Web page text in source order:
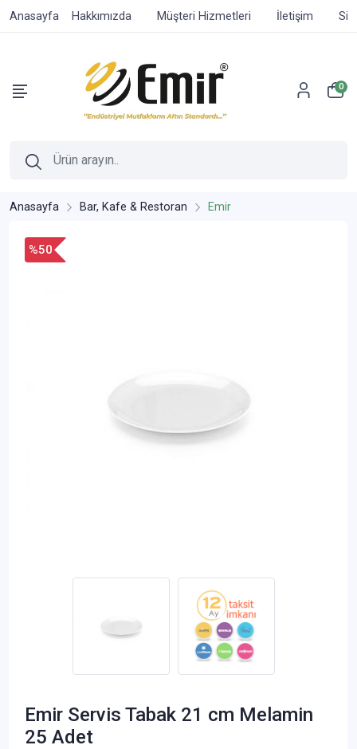
Anasayfa Hakkımızda Müşteri Hizmetleri İletişim
0
Anasayfa Bar, Kafe & Restoran Emir
%50
Emir Servis Tabak 21 cm Melamin
25 Adet